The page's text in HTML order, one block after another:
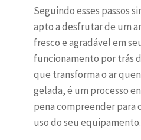
Seguindo esses passos
apto a desfrutar de um
fresco e agradável em
funcionamento por trás
que transforma o ar
gelada, é um processo
pena compreender para
uso do seu equipamento.